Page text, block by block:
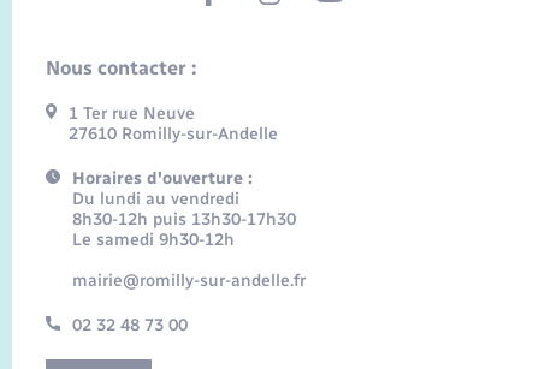
Nous contacter :
1 Ter rue Neuve
27610 Romilly-sur-Andelle
Horaires d'ouverture :
Du lundi au vendredi
8h30-12h puis 13h30-17h30
Le samedi 9h30-12h
mairie@romilly-sur-andelle.fr
02 32 48 73 00